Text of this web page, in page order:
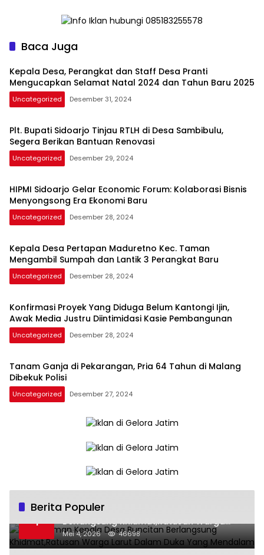
Pembangunan
Baca Juga
Kepala Desa, Perangkat dan Staff Desa Pranti
Mengucapkan Selamat Natal 2024 dan Tahun Baru 2025
Uncategorized Desember 31, 2024
Plt. Bupati Sidoarjo Tinjau RTLH di Desa Sambibulu,
Segera Berikan Bantuan Renovasi
Uncategorized Desember 29, 2024
HIPMI Sidoarjo Gelar Economic Forum: Kolaborasi Bisnis
Menyongsong Era Ekonomi Baru
Uncategorized Desember 28, 2024
Kepala Desa Pertapan Maduretno Kec. Taman
Mengambil Sumpah dan Lantik 3 Perangkat Baru
Uncategorized Desember 28, 2024
Konfirmasi Proyek Yang Diduga Belum Kantongi Ijin,
Awak Media Justru Diintimidasi Kasie Pembangunan
Uncategorized Desember 28, 2024
Tanam Ganja di Pekarangan, Pria 64 Tahun di Malang
Dibekuk Polisi
Uncategorized Desember 27, 2024
Berita Populer
1
Pemakaman Kepala Desa Buncitan
Berlangsung Khidmat,Ratusan Warga
Larut Dalam Duka Yang Mendalam
Mei 4, 2026 46698